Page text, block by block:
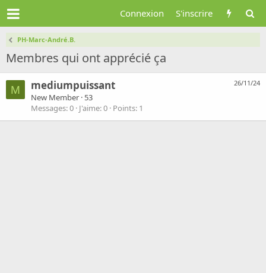
Connexion S'inscrire
PH-Marc-André.B.
Membres qui ont apprécié ça
M
26/11/24
mediumpuissant
New Member · 53
Messages 0 J'aime 0 Points 1